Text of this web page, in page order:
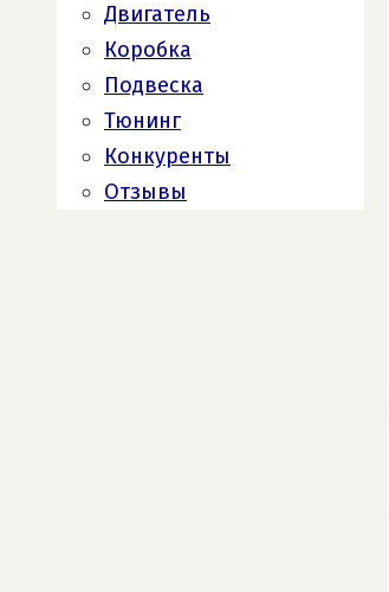
Двигатель
Коробка
Подвеска
Тюнинг
Конкуренты
Отзывы